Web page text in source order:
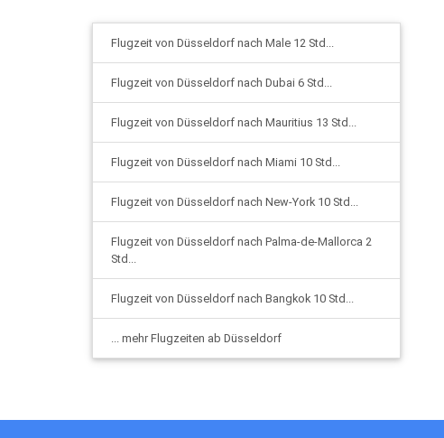
Flugzeit von Düsseldorf nach Male 12 Std...
Flugzeit von Düsseldorf nach Dubai 6 Std...
Flugzeit von Düsseldorf nach Mauritius 13 Std...
Flugzeit von Düsseldorf nach Miami 10 Std...
Flugzeit von Düsseldorf nach New-York 10 Std...
Flugzeit von Düsseldorf nach Palma-de-Mallorca 2
Std...
Flugzeit von Düsseldorf nach Bangkok 10 Std...
... mehr Flugzeiten ab Düsseldorf